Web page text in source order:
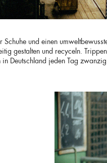
und einen
gestalten und recyceln.
Deutschland jeden Tag